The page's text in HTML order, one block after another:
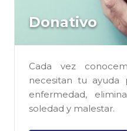
Donativo
Cada vez
necesitan tu ayuda
enfermedad,
soledad y malestar.